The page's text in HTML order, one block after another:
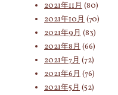
2021年11月 (80)
2021年10月 (70)
2021年9月 (83)
2021年8月 (66)
2021年7月 (72)
2021年6月 (76)
2021年5月 (52)